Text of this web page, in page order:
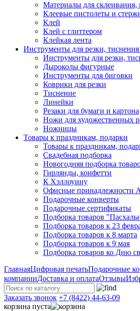
Материалы для склеивания,
Клеевые пистолеты и
Клей
Клей с глиттером
Клейкая лента
Инструменты для резки,
Инструменты для резки,
Дыроколы фигурные
Инструменты для биговки
Коврики для резки
Тиснение
Линейки
Резаки для бумаги и картона
Ножи для художественных
Ножницы
Товары к праздникам, подарки
Товары к праздникам,
Свадебная подборка
Новогодняя подборка
Гирлянды, конфетти
К Хэллоуину
Офисные принадлежности
Подарочные конверты
Подарочные сертификаты
Подборка товаров
Подборка товаров к 23
Подборка товаров к 8 марта
Подборка товаров к 9 мая
Подборка товаров ко Дню
ГлавнаяЦифровая печатьПодарочные
компанииДоставка и оплатаОтзывы
Заказать звонок +7 (8422) 44-63-09
корзина пуста